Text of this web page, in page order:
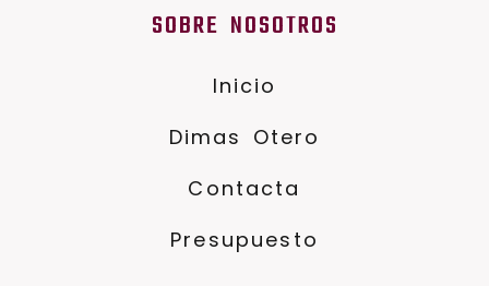
SOBRE NOSOTROS
Inicio
Dimas Otero
Contacta
Presupuesto